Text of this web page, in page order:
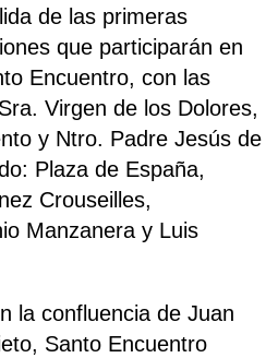
de las primeras
que participarán en
Encuentro, con las
Virgen de los Dolores,
y Ntro. Padre Jesús de
Plaza de España,
Crouseilles,
Manzanera y Luis
la confluencia de Juan
Santo Encuentro